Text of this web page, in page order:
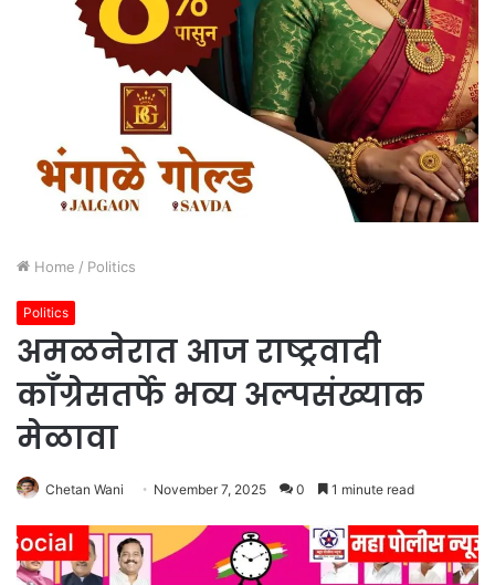
Home / Politics
Politics
अमळनेरात आज राष्ट्रवादी
काँग्रेसतर्फे भव्य अल्पसंख्याक
मेळावा
Chetan Wani November 7, 2025 0 1 minute read